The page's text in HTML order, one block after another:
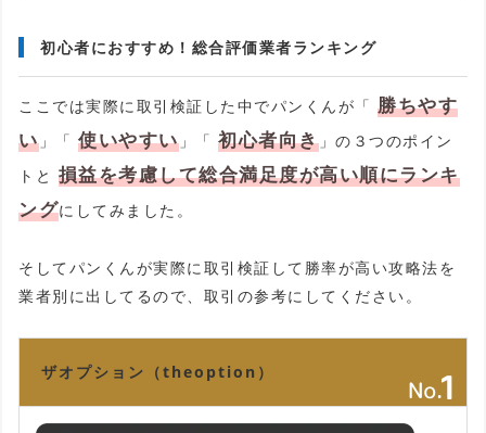
初心者におすすめ！総合評価業者ランキング
ここでは実際に取引検証した中でパンくんが「 勝ちやす
い」「 使いやすい」「 初心者向き」の３つのポイン
トと 損益を考慮して総合満足度が高い順にランキ
ングにしてみました。
そしてパンくんが実際に取引検証して勝率が高い攻略法を
業者別に出してるので、取引の参考にしてください。
ザオプション（theoption）